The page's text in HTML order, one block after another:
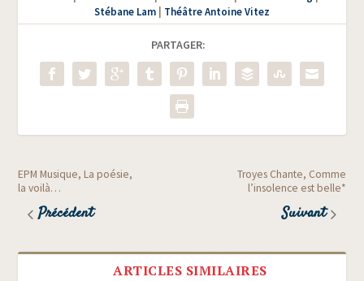
Stébane Lam
Théâtre Antoine Vitez
PARTAGER:
EPM Musique, La poésie,
la voilà…
Précédent
Troyes Chante, Comme
l’insolence est belle*
Suivant
ARTICLES SIMILAIRES